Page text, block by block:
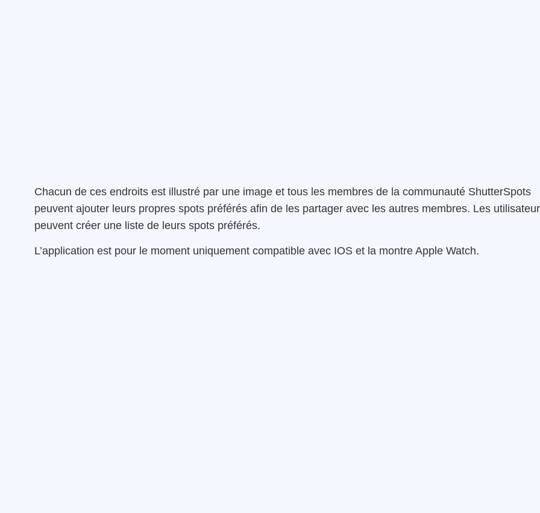
Chacun de ces endroits est illustré par une image et tous les membres de la communauté ShutterSpots
peuvent ajouter leurs propres spots préférés afin de les partager avec les autres membres. Les
peuvent créer une liste de leurs spots préférés.
L’application est pour le moment uniquement compatible avec IOS et la montre Apple Watch.